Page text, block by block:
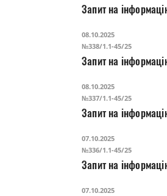
Запит на
08.10.2025
№338/1.1-45/25
Запит на
08.10.2025
№337/1.1-45/25
Запит на
07.10.2025
№336/1.1-45/25
Запит на
07.10.2025